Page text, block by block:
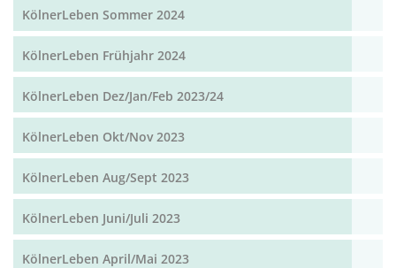
KölnerLeben Sommer 2024
KölnerLeben Frühjahr 2024
KölnerLeben Dez/Jan/Feb 2023/24
KölnerLeben Okt/Nov 2023
KölnerLeben Aug/Sept 2023
KölnerLeben Juni/Juli 2023
KölnerLeben April/Mai 2023